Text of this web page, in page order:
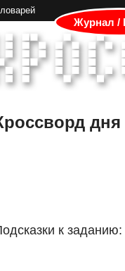
Журнал /
дня
к заданию: